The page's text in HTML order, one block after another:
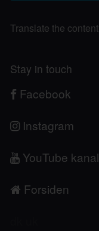
Translate the
Stay in touch
Facebook
Instagram
YouTube kanal
Forsiden